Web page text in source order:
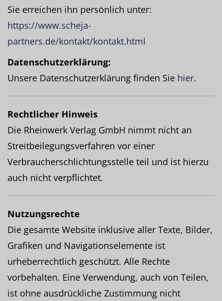
Sie erreichen ihn persönlich unter:
https://www.scheja-
partners.de/kontakt/kontakt.html
Datenschutzerklärung:
Unsere Datenschutzerklärung finden Sie hier.
Rechtlicher Hinweis
Die Rheinwerk Verlag GmbH nimmt nicht an
Streitbeilegungsverfahren vor einer
Verbraucherschlichtungsstelle teil und ist hierzu
auch nicht verpflichtet.
Nutzungsrechte
Die gesamte Website inklusive aller Texte, Bilder,
Grafiken und Navigationselemente ist
urheberrechtlich geschützt. Alle Rechte
vorbehalten. Eine Verwendung, auch von Teilen,
ist ohne ausdrückliche Zustimmung nicht